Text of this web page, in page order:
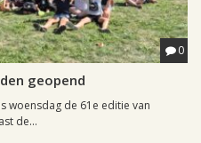
0
geopend
woensdag de 61e editie van
de...